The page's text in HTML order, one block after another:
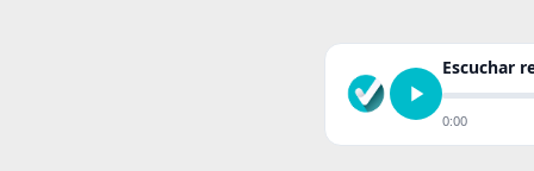
Escuchar
0:00